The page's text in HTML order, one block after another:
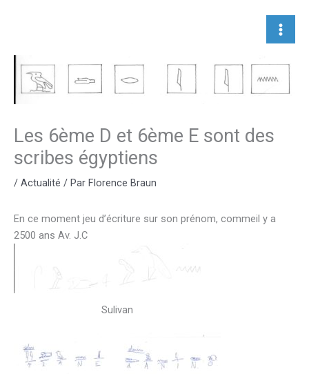
Les 6ème D et 6ème E sont des
scribes égyptiens
/ Actualité / Par Florence Braun
En ce moment jeu d’écriture sur son prénom, commeil y a
2500 ans Av. J.C
Sulivan